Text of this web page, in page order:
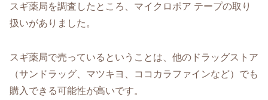
スギ薬局を調査したところ、マイクロポア テープの取り
扱いがありました。
スギ薬局で売っているということは、他のドラッグストア
（サンドラッグ、マツキヨ、ココカラファインなど）でも
購入できる可能性が高いです。